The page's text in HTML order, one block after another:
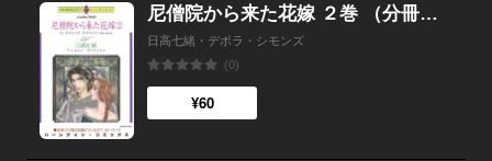
尼僧院から来た花嫁 ２巻 （分冊版）10話
日高七緒・デボラ・シモンズ
(0)
¥60